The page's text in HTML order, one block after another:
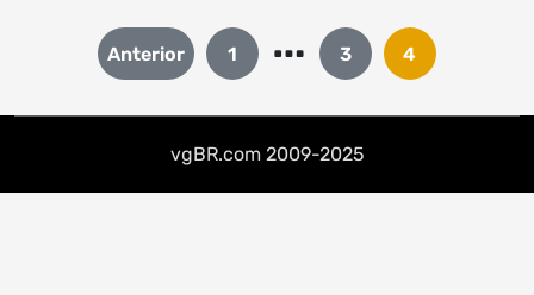
Paginação
de
posts
Anterior 1 … 3 4
vgBR.com 2009-2025